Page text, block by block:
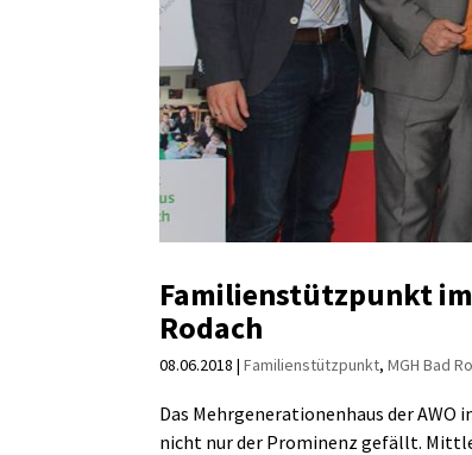
Familienstützpunkt
Rodach
08.06.2018 |Familienstützpunkt,MGH Bad
Das Mehrgenerationenhaus der AWO
nicht nur der Prominenz gefällt.